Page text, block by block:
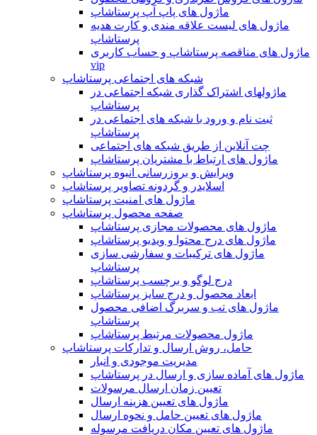
ماژول های پاپ آپ پرستاشاپ
ماژول های لیست علاقه مندی و کارت هدیه
پرستاشاپ
ماژول های مناقصه پرستاشاپ و حساب کاربری
vip
شبکه های اجتماعی پرستاشاپ
ماژولهای اشتراک‌ گذاری شبکه اجتماعی در
پرستاشاپ
ثبت نام و ورود با شبکه های اجتماعی در
پرستاشاپ
چت آنلاین از طریق شبکه های اجتماعی
ماژول های ارتباط با مشتریان پرستاشاپ
ویرایش و بروزرسانی انبوه پرستاشاپ
اسلایدر و گردونه تصاویر پرستاشاپ
ماژول های امنیت پرستاشاپ
صفحه محصول پرستاشاپ
ماژول های محصولات مجازی پرستاشاپ
ماژول های درج محتوا و ویدیو پرستاشاپ
ماژول های ترکیبات و سفارشی سازی
پرستاشاپ
درج لوگو و برچسب پرستاشاپ
ابعاد محصول و درج سایز پرستاشاپ
ماژول های تب و سربرگ اضافی محصول
پرستاشاپ
ماژول محصولات مرتبط پرستاشاپ
حامل، روش ارسال و تدارکات پرستاشاپ
مدیریت موجودی و انبار
ماژول های آماده سازی و ارسال در پرستاشاپ
تعیین زمان ارسال مرسولات
ماژول های تعیین هزینه ارسال
ماژول های تعیین حامل و نحوه ارسال
ماژول های تعیین مکان دریافت مرسوله